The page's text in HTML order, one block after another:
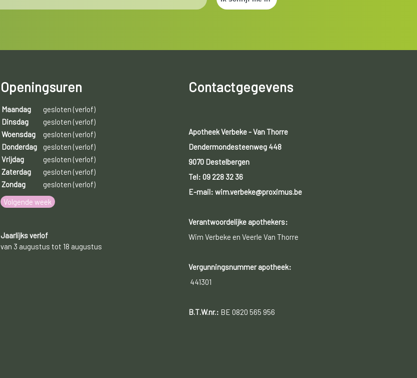
Openingsuren
Maandag
gesloten (verlof)
Dinsdag
gesloten (verlof)
Woensdag
gesloten (verlof)
Donderdag
gesloten (verlof)
Vrijdag
gesloten (verlof)
Zaterdag
gesloten (verlof)
Zondag
gesloten (verlof)
Volgende week
Jaarlijks verlof
van 3 augustus tot 18 augustus
Contactgegevens
Apotheek Verbeke - Van Thorre
Dendermondesteenweg 448
9070 Destelbergen
Tel: 09 228 32 36
E-mail: wim.verbeke@proximus.be
Verantwoordelijke apothekers:
Wim Verbeke en Veerle Van Thorre
Vergunningsnummer apotheek:
441301
B.T.W.nr.: BE 0820 565 956